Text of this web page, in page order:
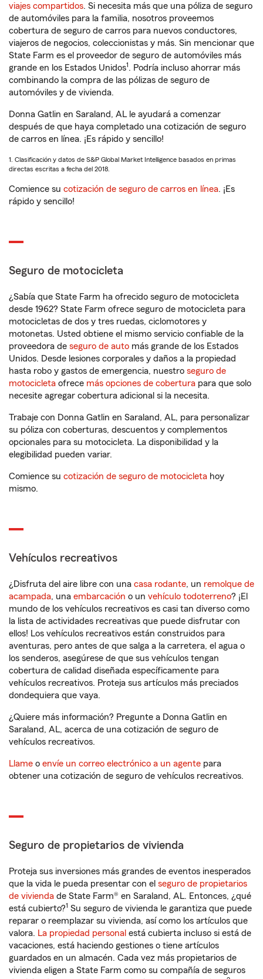
viajes compartidos. Si necesita más que una póliza de seguro
de automóviles para la familia, nosotros proveemos
cobertura de seguro de carros para nuevos conductores,
viajeros de negocios, coleccionistas y más. Sin mencionar que
State Farm es el proveedor de seguro de automóviles más
grande en los Estados Unidos1. Podría incluso ahorrar más
combinando la compra de las pólizas de seguro de
automóviles y de vivienda.
Donna Gatlin en Saraland, AL le ayudará a comenzar
después de que haya completado una cotización de seguro
de carros en línea. ¡Es rápido y sencillo!
1. Clasificación y datos de S&P Global Market Intelligence basados en primas
directas escritas a fecha del 2018.
Comience su cotización de seguro de carros en línea. ¡Es
rápido y sencillo!
Seguro de motocicleta
¿Sabía que State Farm ha ofrecido seguro de motocicleta
desde 1962? State Farm ofrece seguro de motocicleta para
motocicletas de dos y tres ruedas, ciclomotores y
motonetas. Usted obtiene el mismo servicio confiable de la
proveedora de seguro de auto más grande de los Estados
Unidos. Desde lesiones corporales y daños a la propiedad
hasta robo y gastos de emergencia, nuestro seguro de
motocicleta ofrece más opciones de cobertura para que solo
necesite agregar cobertura adicional si la necesita.
Trabaje con Donna Gatlin en Saraland, AL, para personalizar
su póliza con coberturas, descuentos y complementos
opcionales para su motocicleta. La disponibilidad y la
elegibilidad pueden variar.
Comience su cotización de seguro de motocicleta hoy
mismo.
Vehículos recreativos
¿Disfruta del aire libre con una casa rodante, un remolque de
acampada, una embarcación o un vehículo todoterreno? ¡El
mundo de los vehículos recreativos es casi tan diverso como
la lista de actividades recreativas que puede disfrutar con
ellos! Los vehículos recreativos están construidos para
aventuras, pero antes de que salga a la carretera, el agua o
los senderos, asegúrese de que sus vehículos tengan
cobertura de calidad diseñada específicamente para
vehículos recreativos. Proteja sus artículos más preciados
dondequiera que vaya.
¿Quiere más información? Pregunte a Donna Gatlin en
Saraland, AL, acerca de una cotización de seguro de
vehículos recreativos.
Llame o envíe un correo electrónico a un agente para
obtener una cotización de seguro de vehículos recreativos.
Seguro de propietarios de vivienda
Proteja sus inversiones más grandes de eventos inesperados
que la vida le pueda presentar con el seguro de propietarios
de vivienda de State Farm® en Saraland, AL. Entonces, ¿qué
está cubierto?1 Su seguro de vivienda le garantiza que puede
reparar o reemplazar su vivienda, así como los artículos que
valora. La propiedad personal está cubierta incluso si está de
vacaciones, está haciendo gestiones o tiene artículos
guardados en un almacén. Cada vez más propietarios de
vivienda eligen a State Farm como su compañía de seguros